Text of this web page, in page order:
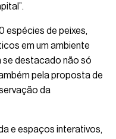
espécies de peixes,
em um ambiente
se destacado não só
pela proposta de
da
e espaços interativos,